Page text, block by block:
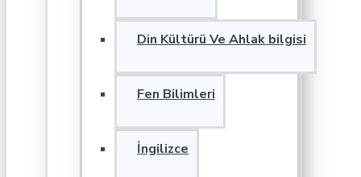
Din Kültürü Ve Ahlak bilgisi
Fen Bilimleri
İngilizce